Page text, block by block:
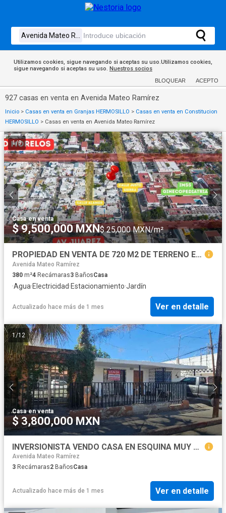
Utilizamos cookies, sigue navegando si aceptas su uso.Utilizamos cookies,
sigue navegando si aceptas su uso. Nuestros socios
BLOQUEAR ACEPTO
927 casas en venta en Avenida Mateo Ramírez
Inicio > Casas en venta en Granjas HERMOSILLO > Casas en venta en Constitucion
HERMOSILLO > Casas en venta en Avenida Mateo Ramírez
1/9
Casa·en venta
$ 9,500,000 MXN$ 25,000 MXN/m²
PROPIEDAD EN VENTA DE 720 M2 DE TERRENO EN COLONIA CONSTITUCION
Avenida Mateo Ramírez
380 m²4 Recámaras3 BañosCasa
·Agua·Electricidad·Estacionamiento·Jardín
Actualizado hace más de 1 mes Ver en detalle
1/12
Casa·en venta
$ 3,800,000 MXN
INVERSIONISTA VENDO CASA EN ESQUINA MUY BUENA UBICACIÓN PARA TU NEGOCIO A UNA CUADRA DEL BLVD. LUIS ENCINAS EN HERMOSILLO SONORA
Avenida Mateo Ramírez
3 Recámaras2 BañosCasa
Actualizado hace más de 1 mes Ver en detalle